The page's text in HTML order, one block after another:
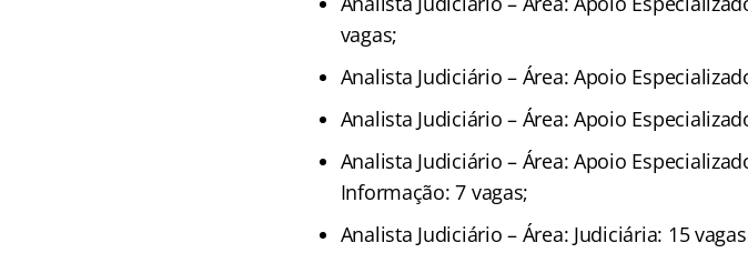
vagas;
Analista Judiciário – Área: Apoio
Analista Judiciário – Área: Apoio
Analista Judiciário – Área: Apoio
Informação: 7 vagas;
Analista Judiciário – Área: Judiciária: 15